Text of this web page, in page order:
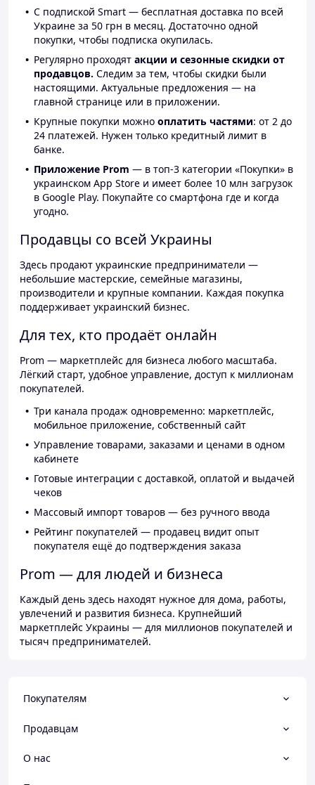
С подпиской Smart — бесплатная доставка по всей
Украине за 50 грн в месяц. Достаточно одной
покупки, чтобы подписка окупилась.
Регулярно проходят акции и сезонные скидки от
продавцов. Следим за тем, чтобы скидки были
настоящими. Актуальные предложения — на
главной странице или в приложении.
Крупные покупки можно оплатить частями: от 2 до
24 платежей. Нужен только кредитный лимит в
банке.
Приложение Prom — в топ-3 категории «Покупки» в
украинском App Store и имеет более 10 млн загрузок
в Google Play. Покупайте со смартфона где и когда
угодно.
Продавцы со всей Украины
Здесь продают украинские предприниматели —
небольшие мастерские, семейные магазины,
производители и крупные компании. Каждая покупка
поддерживает украинский бизнес.
Для тех, кто продаёт онлайн
Prom — маркетплейс для бизнеса любого масштаба.
Лёгкий старт, удобное управление, доступ к миллионам
покупателей.
Три канала продаж одновременно: маркетплейс,
мобильное приложение, собственный сайт
Управление товарами, заказами и ценами в одном
кабинете
Готовые интеграции с доставкой, оплатой и выдачей
чеков
Массовый импорт товаров — без ручного ввода
Рейтинг покупателей — продавец видит опыт
покупателя ещё до подтверждения заказа
Prom — для людей и бизнеса
Каждый день здесь находят нужное для дома, работы,
увлечений и развития бизнеса. Крупнейший
маркетплейс Украины — для миллионов покупателей и
тысяч предпринимателей.
Покупателям
Продавцам
О нас